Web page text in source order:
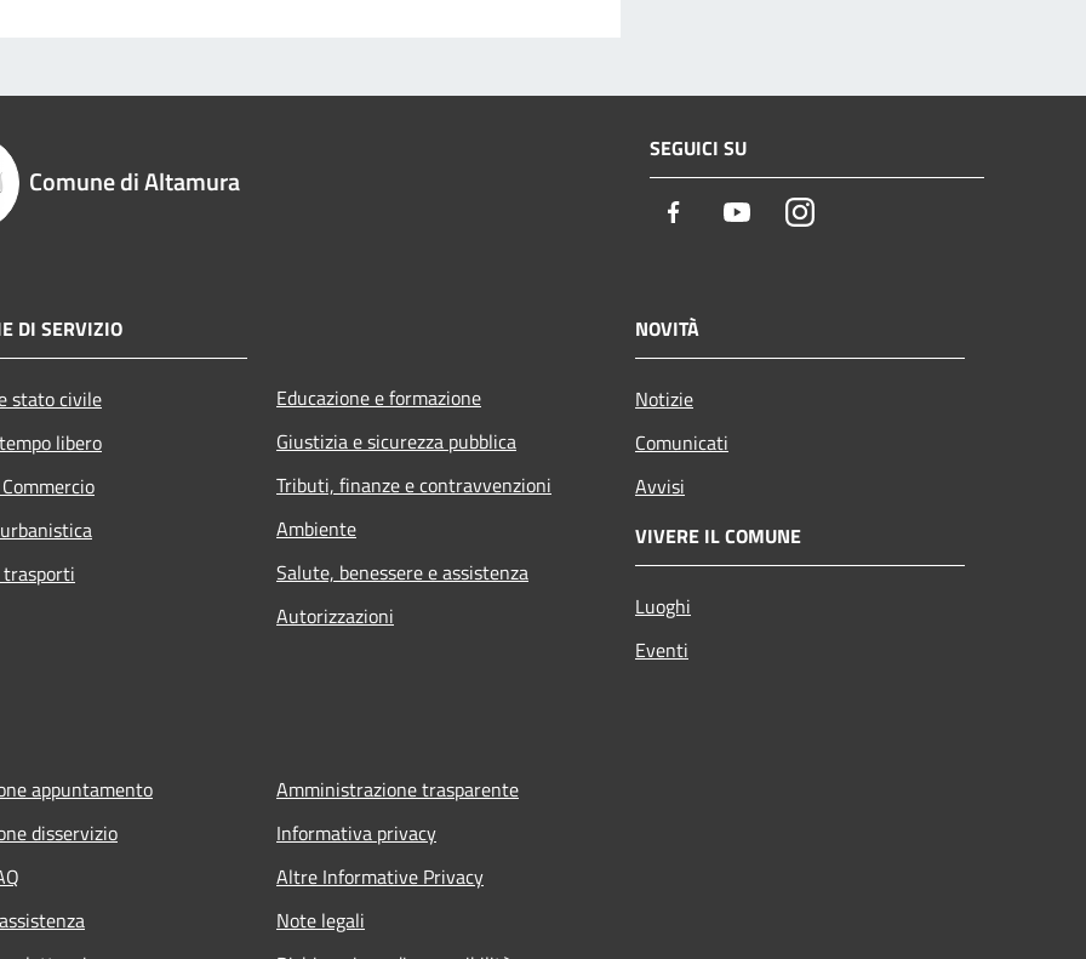
Comune di Altamura
SEGUICI SU
Facebook YoutubeInstagram
DI SERVIZIO
stato civile
libero
Educazione e formazione
Giustizia e sicurezza pubblica
Tributi, finanze e contravvenzioni
Ambiente
Salute, benessere e assistenza
Autorizzazioni
NOVITÀ
Notizie
Comunicati
Avvisi
VIVERE IL COMUNE
Luoghi
Eventi
appuntamento
disservizio
Amministrazione trasparente
Informativa privacy
Altre Informative Privacy
Note legali